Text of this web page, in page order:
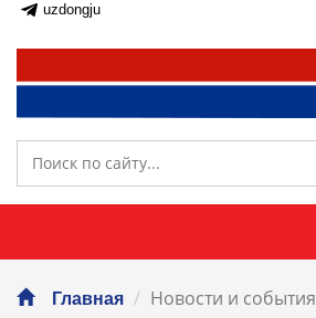
uzdongju
Главная Новости и события